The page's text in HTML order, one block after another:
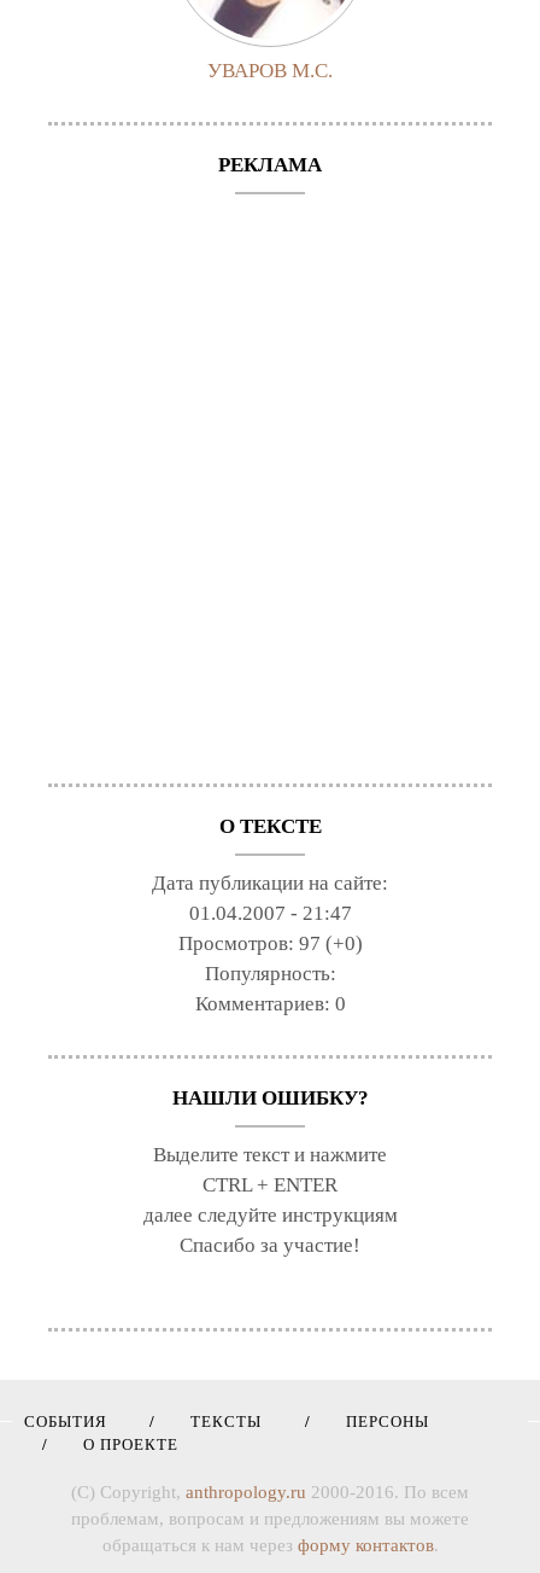
УВАРОВ М.С.
РЕКЛАМА
О ТЕКСТЕ
Дата публикации на сайте:
01.04.2007 - 21:47
Просмотров: 97 (+0)
Популярность:
Комментариев: 0
НАШЛИ ОШИБКУ?
Выделите текст и нажмите
CTRL + ENTER
далее следуйте инструкциям
Спасибо за участие!
СОБЫТИЯ ТЕКСТЫ
ПЕРСОНЫ
О ПРОЕКТЕ
(C) Copyright, anthropology.ru 2000-2016. По всем
проблемам, вопросам и предложениям вы можете
обращаться к нам через форму контактов.